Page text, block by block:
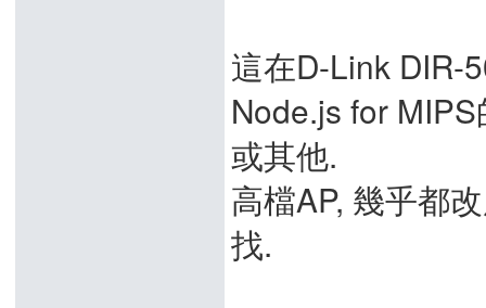
這在D-Link DIR-
Node.js for
或其他.
高檔AP, 幾乎都
找.